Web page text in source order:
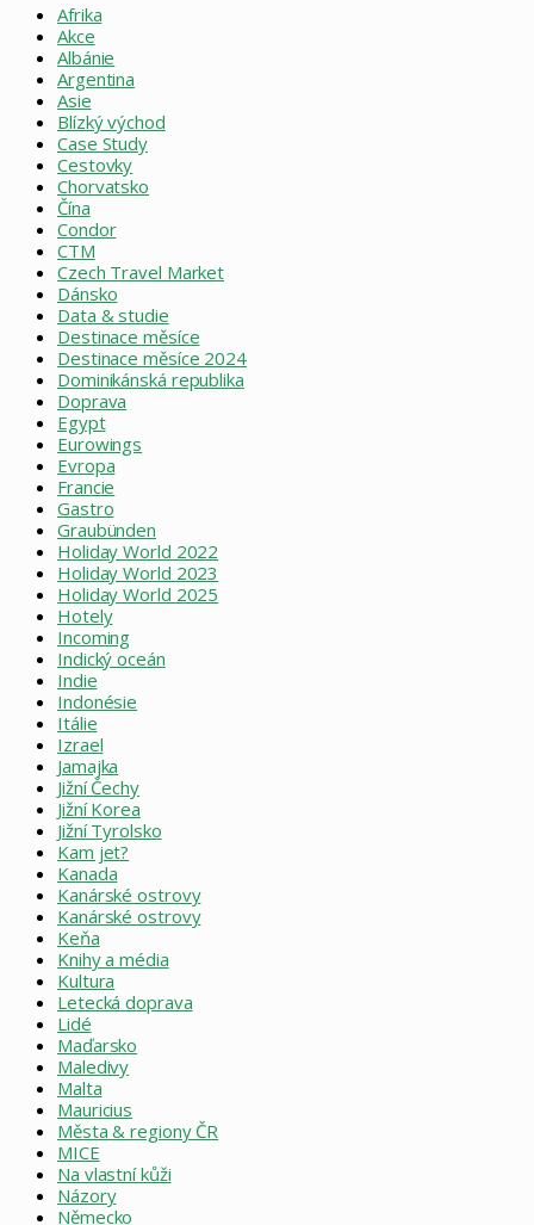
Afrika
Akce
Albánie
Argentina
Asie
Blízký východ
Case Study
Cestovky
Chorvatsko
Čína
Condor
CTM
Czech Travel Market
Dánsko
Data & studie
Destinace měsíce
Destinace měsíce 2024
Dominikánská republika
Doprava
Egypt
Eurowings
Evropa
Francie
Gastro
Graubünden
Holiday World 2022
Holiday World 2023
Holiday World 2025
Hotely
Incoming
Indický oceán
Indie
Indonésie
Itálie
Izrael
Jamajka
Jižní Čechy
Jižní Korea
Jižní Tyrolsko
Kam jet?
Kanada
Kanárské ostrovy
Kanárské ostrovy
Keňa
Knihy a média
Kultura
Letecká doprava
Lidé
Maďarsko
Maledivy
Malta
Mauricius
Města & regiony ČR
MICE
Na vlastní kůži
Názory
Německo